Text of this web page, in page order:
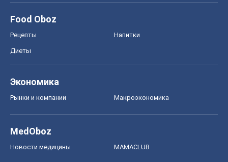
Food Oboz
Рецепты Напитки
Диеты
Экономика
Рынки и компании Mакроэкономика
MedOboz
Новости медицины MAMACLUB